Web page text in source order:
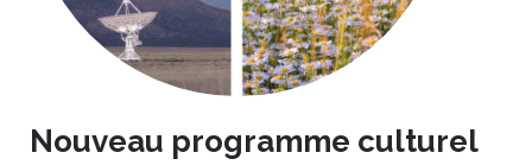
Nouveau programme culturel